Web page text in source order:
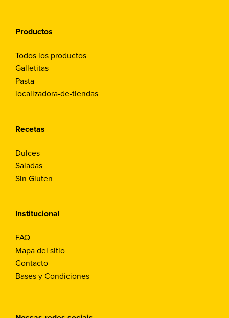
Productos
Todos los productos
Galletitas
Pasta
localizadora-de-tiendas
Recetas
Dulces
Saladas
Sin Gluten
Institucional
FAQ
Mapa del sitio
Contacto
Bases y Condiciones